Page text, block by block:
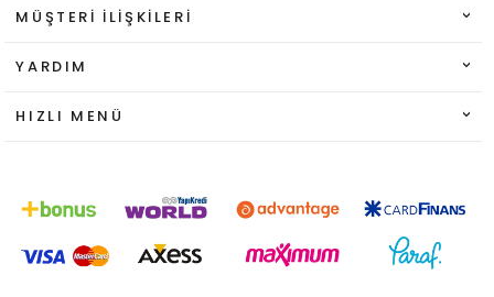
MÜŞTERI İLIŞKILERI
YARDIM
HIZLI MENÜ